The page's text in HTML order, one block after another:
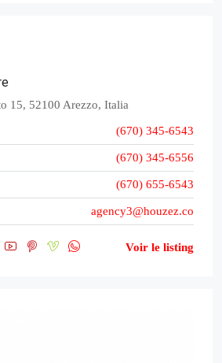
15, 52100 Arezzo, Italia
(670) 345-6543
(670) 345-6556
(670) 655-6543
agency3@houzez.co
Voir le listing